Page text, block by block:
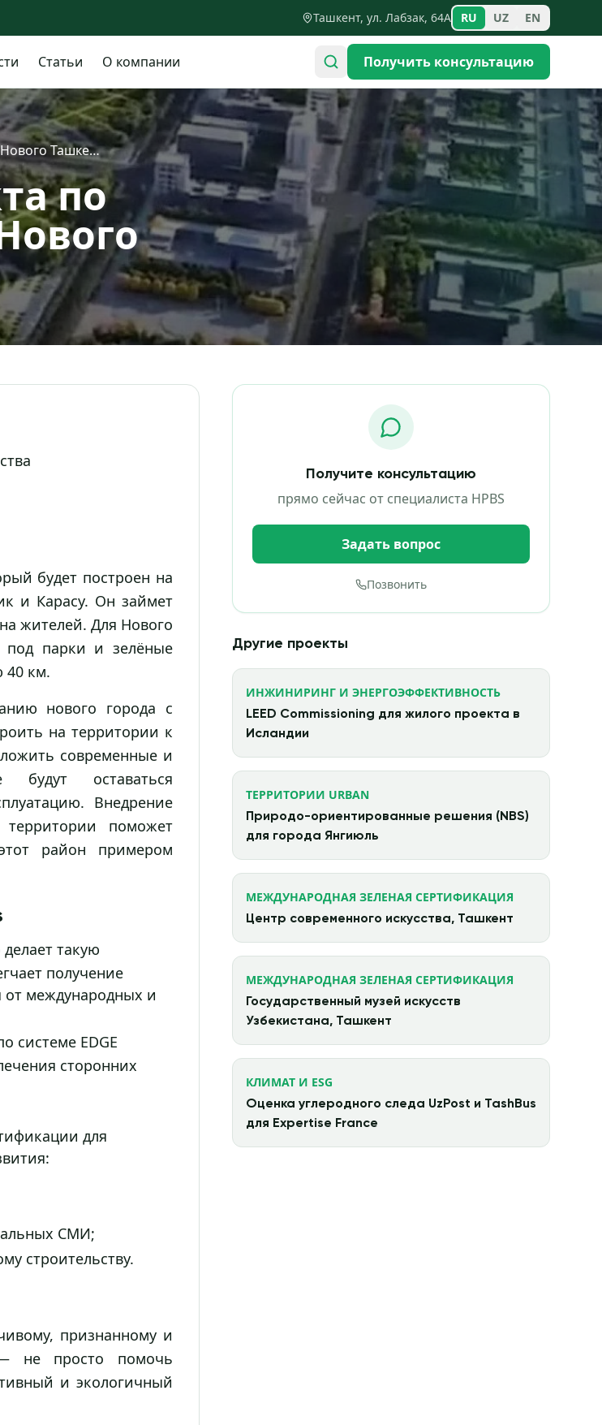
Ташкент, ул. Лабзак, 64А RU UZ EN
Статьи О компании Получить консультацию
Ташке…
по
будет построен на
и Карасу. Он займет
жителей. Для Нового
под парки и зелёные
40 км.
нового города с
на территории к
современные и
будут оставаться
Внедрение
территории поможет
район примером
делает такую
получение
от международных и
системе EDGE
сторонних
для
СМИ;
строительству.
признанному и
— не просто помочь
и экологичный
Получите консультацию
прямо сейчас от специалиста HPBS
Задать вопрос
Позвонить
Другие проекты
ИНЖИНИРИНГ И ЭНЕРГОЭФФЕКТИВНОСТЬ
LEED Commissioning для жилого проекта в
Исландии
ТЕРРИТОРИИ URBAN
Природо-ориентированные решения (NBS)
для города Янгиюль
МЕЖДУНАРОДНАЯ ЗЕЛЕНАЯ СЕРТИФИКАЦИЯ
Центр современного искусства, Ташкент
МЕЖДУНАРОДНАЯ ЗЕЛЕНАЯ СЕРТИФИКАЦИЯ
Государственный музей искусств
Узбекистана, Ташкент
КЛИМАТ И ESG
Оценка углеродного следа UzPost и TashBus
для Expertise France